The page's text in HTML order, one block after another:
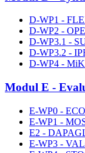
D-WP1 -
D-WP2 -
D-WP3.1 -
D-WP3.2 -
D-WP4 -
Modul E -
E-WP0 - ECO
E-WP1 -
E2 -
E-WP3 -